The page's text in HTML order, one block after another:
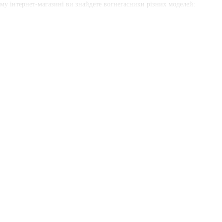
інтернет-магазині ви знайдете вогнегасники різних моделей: